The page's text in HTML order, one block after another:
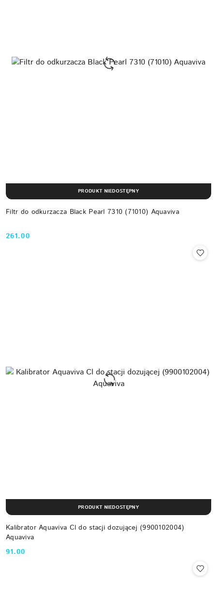
Filtr do odkurzacza Black Pearl 7310 (71010) Aquaviva
Cena:
261.00
PRODUKT NIEDOSTĘPNY
Kalibrator Aquaviva Cl do stacji dozującej (9900102004)
Aquaviva
Cena:
91.00
PRODUKT NIEDOSTĘPNY